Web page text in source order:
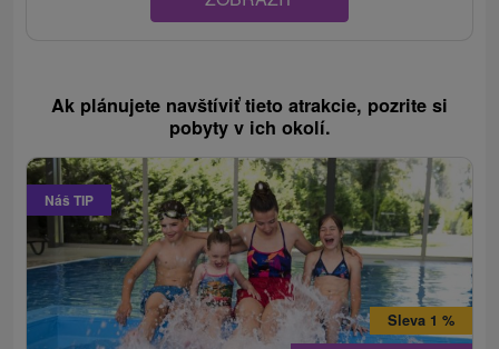
Ak plánujete navštíviť tieto atrakcie, pozrite si
pobyty v ich okolí.
Náš TIP
Sleva 1 %